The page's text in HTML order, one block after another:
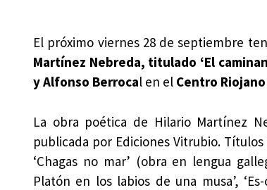
El próximo viernes 28 de septiembre
Martínez Nebreda, titulado ‘El
y Alfonso Berrocal en el Centro
La obra poética de Hilario Martínez
publicada por Ediciones Vitrubio.
‘Chagas no mar’ (obra en lengua
Platón en los labios de una musa’,